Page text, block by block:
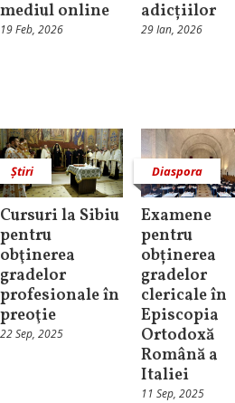
mediul online
19 Feb, 2026
adicțiilor
29 Ian, 2026
Știri
Cursuri la Sibiu
pentru
obţinerea
gradelor
profesionale în
preoţie
22 Sep, 2025
Diaspora
Examene
pentru
obținerea
gradelor
clericale în
Episcopia
Ortodoxă
Română a
Italiei
11 Sep, 2025